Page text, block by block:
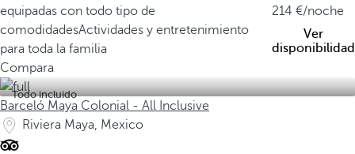
equipadas con todo tipo de
comodidadesActividades y entretenimiento
para toda la familia
214
/noche
Ver
disponibilidad
Compara
Todo incluido
Barceló Maya Colonial - All Inclusive
Riviera Maya, Mexico